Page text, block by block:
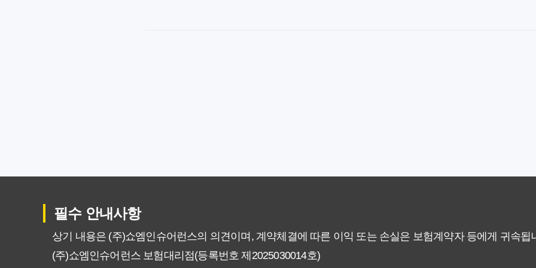
암보험 비갱신형, 정말 평생 보험료 그대로일까? 팩트체크
필수 안내사항
상기 내용은 (주)쇼엠인슈어런스의 의견이며, 계약체결에 따른 이익 또는 손실은 보험계약자 등에게 귀속됩
(주)쇼엠인슈어런스 보험대리점(등록번호 제2025030014호)